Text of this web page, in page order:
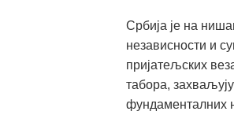
Србија је на
независности и
пријатељских
табора,
фундаменталних